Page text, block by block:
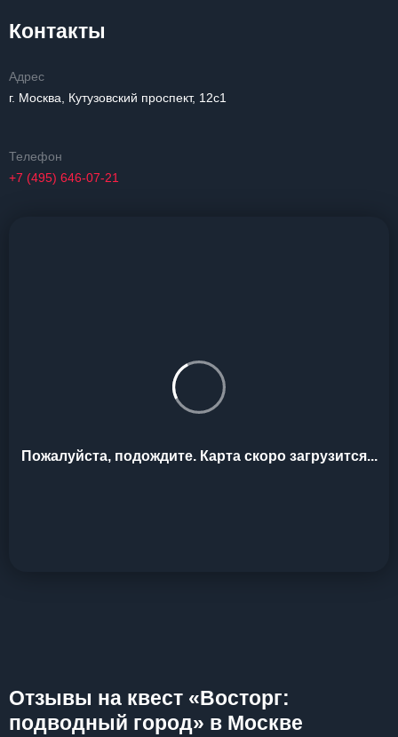
Контакты
Адрес
г. Москва, Кутузовский проспект, 12с1
Телефон
+7 (495) 646-07-21
Пожалуйста, подождите. Карта скоро загрузится...
Отзывы на квест «Восторг:
подводный город» в Москве